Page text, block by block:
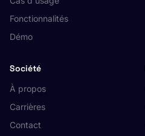
Fonctionnalités
Démo
Société
À propos
Carrières
Contact